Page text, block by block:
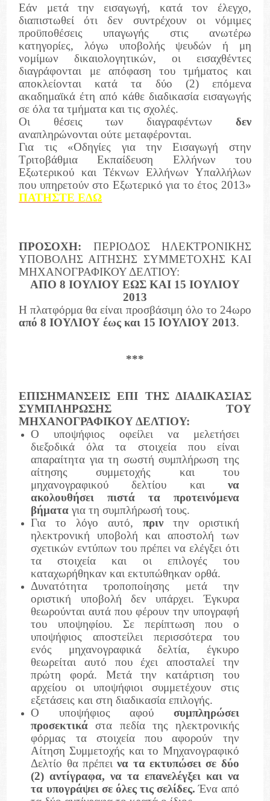
Εάν μετά την εισαγωγή, κατά τον έλεγχο,
διαπιστωθεί ότι δεν συντρέχουν οι νόμιμες
προϋποθέσεις υπαγωγής στις ανωτέρω
κατηγορίες, λόγω υποβολής ψευδών ή μη
νομίμων δικαιολογητικών, οι εισαχθέντες
διαγράφονται με απόφαση του τμήματος και
αποκλείονται κατά τα δύο (2) επόμενα
ακαδημαϊκά έτη από κάθε διαδικασία εισαγωγής
σε όλα τα τμήματα και τις σχολές.
Οι θέσεις των διαγραφέντων δεν
αναπληρώνονται ούτε μεταφέρονται.
Για τις «Οδηγίες για την Εισαγωγή στην
Τριτοβάθμια Εκπαίδευση Ελλήνων του
Εξωτερικού και Τέκνων Ελλήνων Υπαλλήλων
που υπηρετούν στο Εξωτερικό για το έτος 2013»
ΠΑΤΗΣΤΕ ΕΔΩ
ΠΡΟΣΟΧΗ: ΠΕΡΙΟΔΟΣ ΗΛΕΚΤΡΟΝΙΚΗΣ
ΥΠΟΒΟΛΗΣ ΑΙΤΗΣΗΣ ΣΥΜΜΕΤΟΧΗΣ ΚΑΙ
ΜΗΧΑΝΟΓΡΑΦΙΚΟΥ ΔΕΛΤΙΟΥ:
ΑΠΟ 8 ΙΟΥΛΙΟΥ ΕΩΣ ΚΑΙ 15 ΙΟΥΛΙΟΥ
2013
Η πλατφόρμα θα είναι προσβάσιμη όλο το 24ωρο
από 8 ΙΟΥΛΙΟΥ έως και 15 ΙΟΥΛΙΟΥ 2013.
***
ΕΠΙΣΗΜΑΝΣΕΙΣ ΕΠΙ ΤΗΣ ΔΙΑΔΙΚΑΣΙΑΣ
ΣΥΜΠΛΗΡΩΣΗΣ ΤΟΥ
ΜΗΧΑΝΟΓΡΑΦΙΚΟΥ ΔΕΛΤΙΟΥ:
Ο υποψήφιος οφείλει να μελετήσει
διεξοδικά όλα τα στοιχεία που είναι
απαραίτητα για τη σωστή συμπλήρωση της
αίτησης συμμετοχής και του
μηχανογραφικού δελτίου και να
ακολουθήσει πιστά τα προτεινόμενα
βήματα για τη συμπλήρωσή τους.
Για το λόγο αυτό, πριντην οριστική
ηλεκτρονική υποβολή και αποστολή των
σχετικών εντύπων του πρέπει να ελέγξει ότι
τα στοιχεία και οι επιλογές του
καταχωρήθηκαν και εκτυπώθηκαν ορθά.
Δυνατότητα τροποποίησης μετά την
οριστική υποβολή δεν υπάρχει. Έγκυρα
θεωρούνται αυτά που φέρουν την υπογραφή
του υποψηφίου. Σε περίπτωση που ο
υποψήφιος αποστείλει περισσότερα του
ενός μηχανογραφικά δελτία, έγκυρο
θεωρείται αυτό που έχει αποσταλεί την
πρώτη φορά. Μετά την κατάρτιση του
αρχείου οι υποψήφιοι συμμετέχουν στις
εξετάσεις και στη διαδικασία επιλογής.
Ο υποψήφιος αφού συμπληρώσει
προσεκτικά στα πεδία της ηλεκτρονικής
φόρμας τα στοιχεία που αφορούν την
Αίτηση Συμμετοχής και το Μηχανογραφικό
Δελτίο θα πρέπεινα τα εκτυπώσει σε δύο
(2) αντίγραφα, να τα επανελέγξει και να
τα υπογράψει σε όλες τις σελίδες. Ένα από